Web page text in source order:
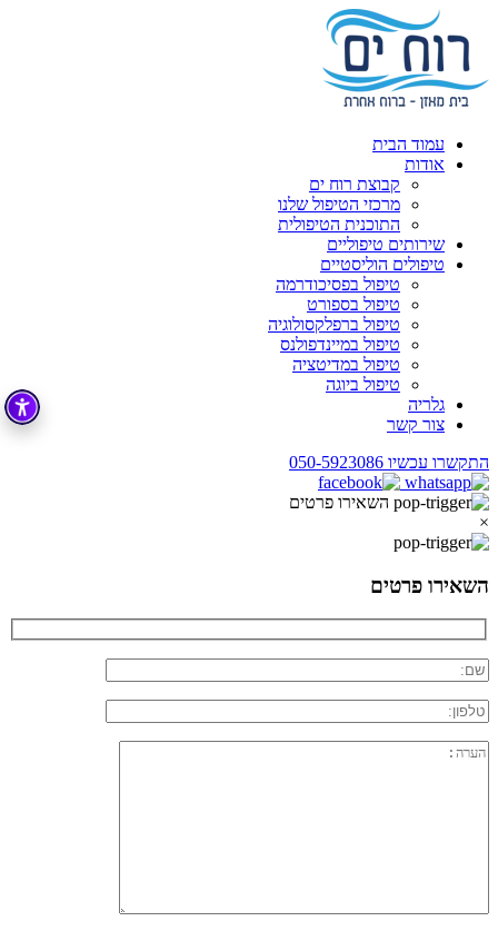
עמוד הבית
אודות
קבוצת רוח ים
מרכזי הטיפול שלנו
התוכנית הטיפולית
שירותים טיפוליים
טיפולים הוליסטיים
טיפול בפסיכודרמה
טיפול בספורט
טיפול ברפלקסולוגיה
טיפול במיינדפולנס
טיפול במדיטציה
טיפול ביוגה
גלריה
צור קשר
התקשרו עכשיו 050-5923086
השאירו פרטים
×
השאירו פרטים